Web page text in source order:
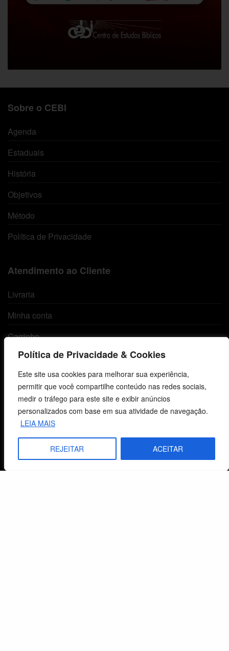
Política de Privacidade & Cookies
Este site usa cookies para melhorar sua experiência,
permitir que você compartilhe conteúdo nas redes sociais,
medir o tráfego para este site e exibir anúncios
personalizados com base em sua atividade de navegação.
LEIA MAIS
REJEITAR ACEITAR
Sobre o CEBI
Agenda
Estaduais
História
Objetivos
Método
Política de Privacidade
Atendimento ao Cliente
Livraria
Minha conta
Carrinho
Lista de Desejos
Termos e Condições
Centro de Estudos Bíblicos
CNPJ: 29.832.607/0001-10
São Leopoldo, RS, Brasil